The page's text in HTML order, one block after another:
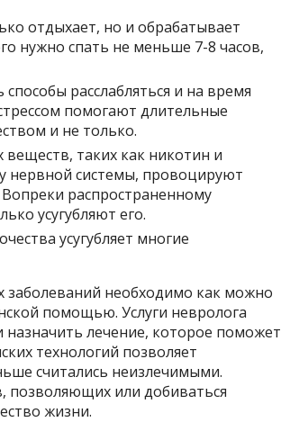
отдыхает, но и обрабатывает
нужно спать не меньше 7-8 часов,
расслабляться и на время
помогают длительные
и не только.
таких как никотин и
нервной системы, провоцируют
распространенному
усугубляют его.
усугубляет многие
необходимо как можно
помощью. Услуги невролога
лечение, которое поможет
технологий позволяет
считались неизлечимыми.
или добиваться
жизни.